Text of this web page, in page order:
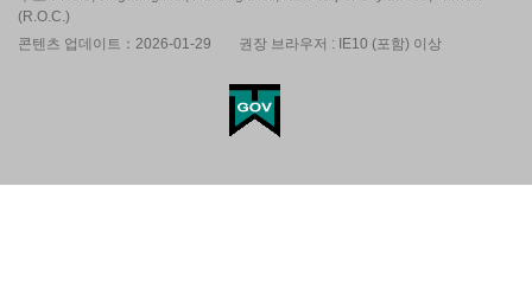
(R.O.C.)
콘텐츠 업데이트：2026-01-29
권장 브라우저 : IE10 (포함) 이상